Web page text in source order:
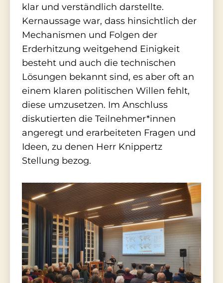
klar und verständlich darstellte.
Kernaussage war, dass hinsichtlich der
Mechanismen und Folgen der
Erderhitzung weitgehend Einigkeit
besteht und auch die technischen
Lösungen bekannt sind, es aber oft an
einem klaren politischen Willen fehlt,
diese umzusetzen. Im Anschluss
diskutierten die Teilnehmer*innen
angeregt und erarbeiteten Fragen und
Ideen, zu denen Herr Knippertz
Stellung bezog.